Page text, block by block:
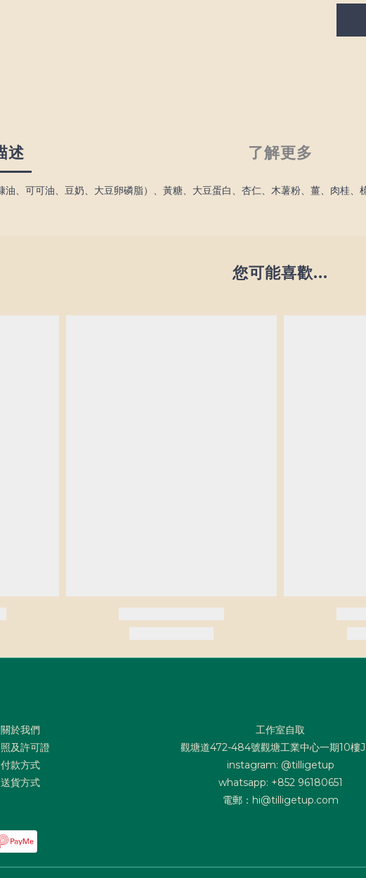
述 了解更多
油、可可油、豆奶、大豆卵磷脂）、黃糖、大豆蛋白、杏仁、木薯粉、薑、肉桂、
您可能喜歡...
關於我們
及許可證
付款方式
送貨方式
工作室自取
觀塘道472-484號觀塘工業中心一期10樓
instagram: @tilligetup
whatsapp: +852 96180651
電郵：hi@tilligetup.com